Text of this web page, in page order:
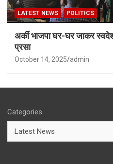
LATEST NEWS POLITICS
अर्की भाजपा घर-घर जाकर
प्रसा
October 14, 2025 admin
Categories